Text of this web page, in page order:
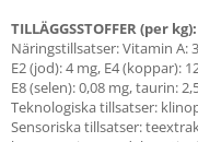
TILLÄGGSSTOFFER (per kg):
Näringstillsatser: Vitamin A:
E2 (jod): 4 mg, E4 (koppar):
E8 (selen): 0,08 mg, taurin:
Teknologiska tillsatser:
Sensoriska tillsatser: